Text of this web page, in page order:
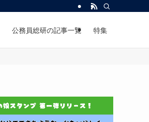
公務員総研の記事一覧 特集